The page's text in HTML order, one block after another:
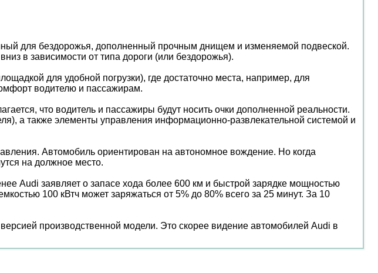
для бездорожья, дополненный прочным днищем и изменяемой подвеской.
в зависимости от типа дороги (или бездорожья).
для удобной погрузки), где достаточно места, например, для
водителю и пассажирам.
что водитель и пассажиры будут носить очки дополненной реальности.
а также элементы управления информационно-развлекательной системой и
Автомобиль ориентирован на автономное вождение. Но когда
на должное место.
Audi заявляет о запасе хода более 600 км и быстрой зарядке мощностью
100 кВтч может заряжаться от 5% до 80% всего за 25 минут. За 10
производственной модели. Это скорее видение автомобилей Audi в